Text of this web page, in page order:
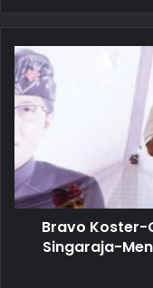
u
r
E
m
i
l
d
Bravo Koster-
Singaraja-